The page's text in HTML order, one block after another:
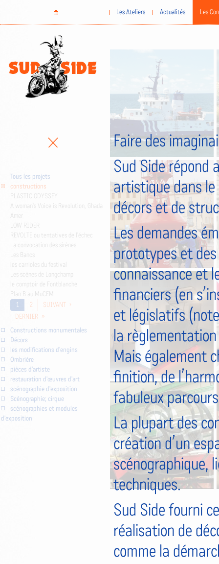
contenu
Home
Les Ateliers Actualités Les
Faire des
Sud Side répond
artistique dans le
décors et de
Les demandes
prototypes et
connaissance et
financiers (en
et législatifs
la
Mais également
finition, de
fabuleux
La plupart des
création d’un
scénographique,
techniques.
Sud Side fourni
réalisation de
comme la
Tous les projets
constructions
PLASTIC ODYSSEY
A woman's Voice is Revolution, Ghada
Amer
LOW RIDER
REVOLTE ou tentatives de l'échec
La convocation des sirènes
Les Bancs
les carrioles du festival
Les scènes de Longchamp
le comptoir de Fontblanche
Plan B au MuCEM
1
2
SUIVANT ›
DERNIER »
Constructions monumentales
Décors
les modifications d'engins
Ombrière
pièces d'artiste
restauration d'œuvres d'art
scénographie d'exposition
Scénographie; cirque
scénographies et modules
d'exposition